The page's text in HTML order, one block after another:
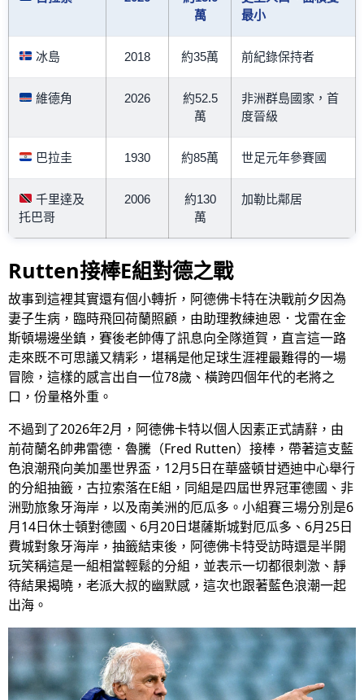
萬
最小
冰島 2018 約35萬 前紀錄保持者
維德角 2026
約52.5
萬
非洲群島國家，首
度晉級
巴拉圭 1930 約85萬 世足元年參賽國
千里達及
托巴哥
2006
約130
萬
加勒比鄰居
Rutten接棒E組對德之戰
故事到這裡其實還有個小轉折，阿德佛卡特在決戰前夕因為
妻子生病，臨時飛回荷蘭照顧，由助理教練迪恩．戈雷在金
斯頓場邊坐鎮，賽後老帥傳了訊息向全隊道賀，直言這一路
走來既不可思議又精彩，堪稱是他足球生涯裡最難得的一場
冒險，這樣的感言出自一位78歲、橫跨四個年代的老將之
口，份量格外重。
不過到了2026年2月，阿德佛卡特以個人因素正式請辭，由
前荷蘭名帥弗雷德．魯騰（Fred Rutten）接棒，帶著這支藍
色浪潮飛向美加墨世界盃，12月5日在華盛頓甘迺迪中心舉行
的分組抽籤，古拉索落在E組，同組是四屆世界冠軍德國、非
洲勁旅象牙海岸，以及南美洲的厄瓜多。小組賽三場分別是6
月14日休士頓對德國、6月20日堪薩斯城對厄瓜多、6月25日
費城對象牙海岸，抽籤結束後，阿德佛卡特受訪時還是半開
玩笑稱這是一組相當輕鬆的分組，並表示一切都很刺激、靜
待結果揭曉，老派大叔的幽默感，這次也跟著藍色浪潮一起
出海。